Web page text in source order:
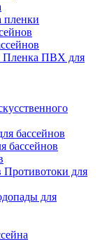
пленки
Пленка ПВХ для
бассейнов
бассейнов
Противотоки для
для